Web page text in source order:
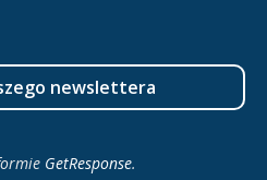
newslettera
GetResponse.